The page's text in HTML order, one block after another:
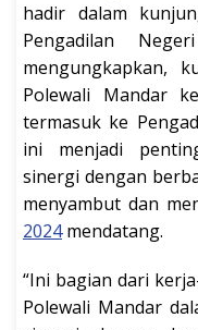
hadir dalam
Pengadilan
mengungkapkan,
Polewali Mandar
termasuk ke
ini menjadi
sinergi dengan
menyambut dan
2024mendatang.
“Ini bagian dari
Polewali Mandar